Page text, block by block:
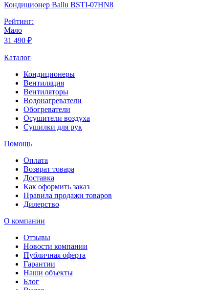
Кондиционер Ballu BSTI-07HN8
Рейтинг:
Мало
31 490 ₽
Каталог
Кондиционеры
Вентиляция
Вентиляторы
Водонагреватели
Обогреватели
Осушители воздуха
Сушилки для рук
Помощь
Оплата
Возврат товара
Доставка
Как оформить заказ
Правила продажи товаров
Дилерство
О компании
Отзывы
Новости компании
Публичная оферта
Гарантии
Наши объекты
Блог